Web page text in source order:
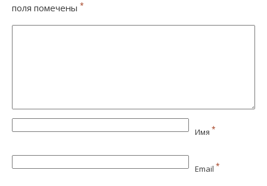
поля помечены *
Имя *
Email *